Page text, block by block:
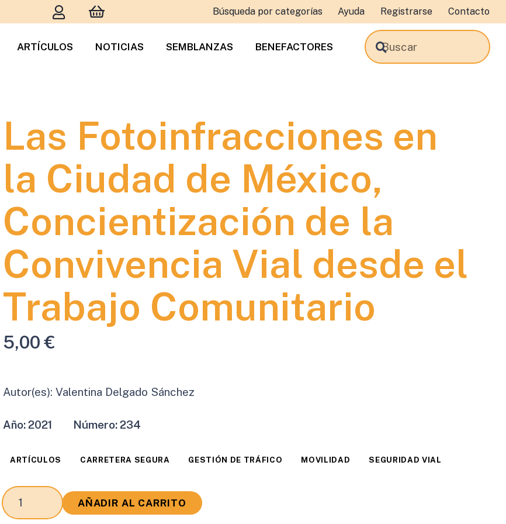
Búsqueda por categorías Ayuda Registrarse Contacto
ARTÍCULOS NOTICIAS SEMBLANZAS BENEFACTORES
Las Fotoinfracciones en
la Ciudad de México,
Concientización de la
Convivencia Vial desde el
Trabajo Comunitario
5,00€
Autor(es): Valentina Delgado Sánchez
Año:2021 Número:234
ARTÍCULOS CARRETERA SEGURA GESTIÓN DE TRÁFICO MOVILIDAD SEGURIDAD VIAL
Las
Fotoinfracciones
AÑADIR AL CARRITO